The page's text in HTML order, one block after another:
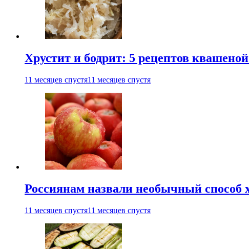
Хрустит и бодрит: 5 рецептов
11 месяцев спустя11 месяцев спустя
Россиянам назвали необычный способ
11 месяцев спустя11 месяцев спустя